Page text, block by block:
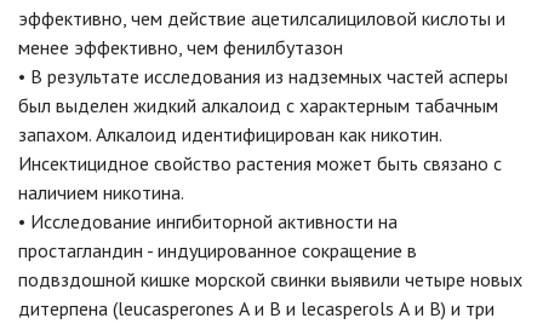
эффективно, чем действие ацетилсалициловой кислоты и
менее эффективно, чем фенилбутазон
• В результате исследования из надземных частей асперы
был выделен жидкий алкалоид с характерным табачным
запахом. Алкалоид идентифицирован как никотин.
Инсектицидное свойство растения может быть связано с
наличием никотина.
• Исследование ингибиторной активности на
простагландин - индуцированное сокращение в
подвздошной кишке морской свинки выявили четыре новых
дитерпена (leucasperones А и В и lecasperols А и В) и три